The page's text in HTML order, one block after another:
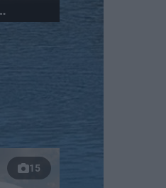
15